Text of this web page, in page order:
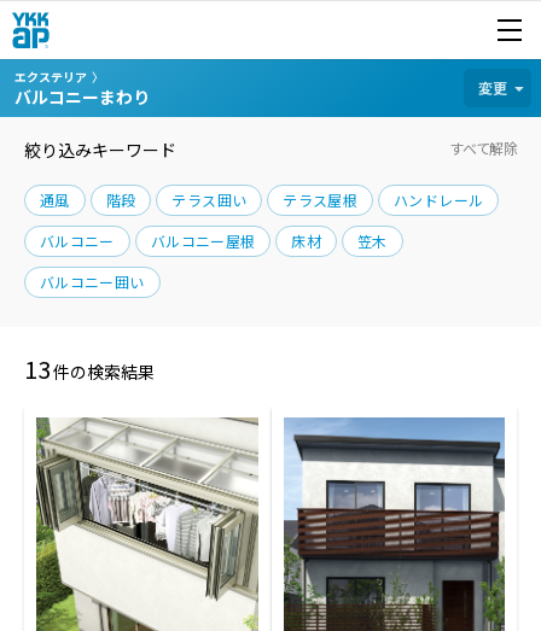
開く
商品を探す
カテゴリから探す
エクステリア
バルコニーまわり 変更
絞り込みキーワード すべて解除
通風 階段 テラス囲い テラス屋根
ハンドレール
バルコニー
バルコニー屋根 床材
笠木
バルコニー囲い
13件の検索結果